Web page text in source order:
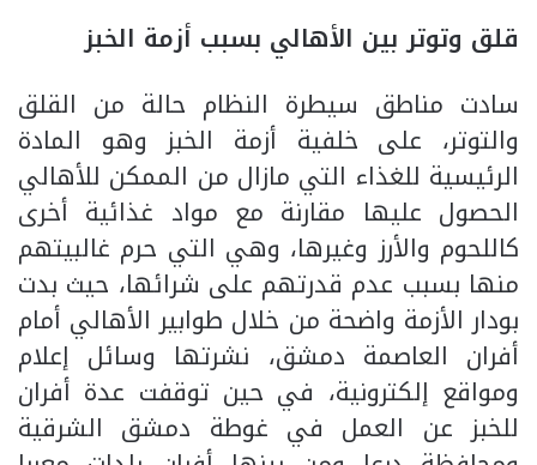
قلق وتوتر بين الأهالي بسبب أزمة الخبز
سادت مناطق سيطرة النظام حالة من القلق
والتوتر، على خلفية أزمة الخبز وهو المادة
الرئيسية للغذاء التي مازال من الممكن للأهالي
الحصول عليها مقارنة مع مواد غذائية أخرى
كاللحوم والأرز وغيرها، وهي التي حرم غالبيتهم
منها بسبب عدم قدرتهم على شرائها، حيث بدت
بودار الأزمة واضحة من خلال طوابير الأهالي أمام
أفران العاصمة دمشق، نشرتها وسائل إعلام
ومواقع إلكترونية، في حين توقفت عدة أفران
للخبز عن العمل في غوطة دمشق الشرقية